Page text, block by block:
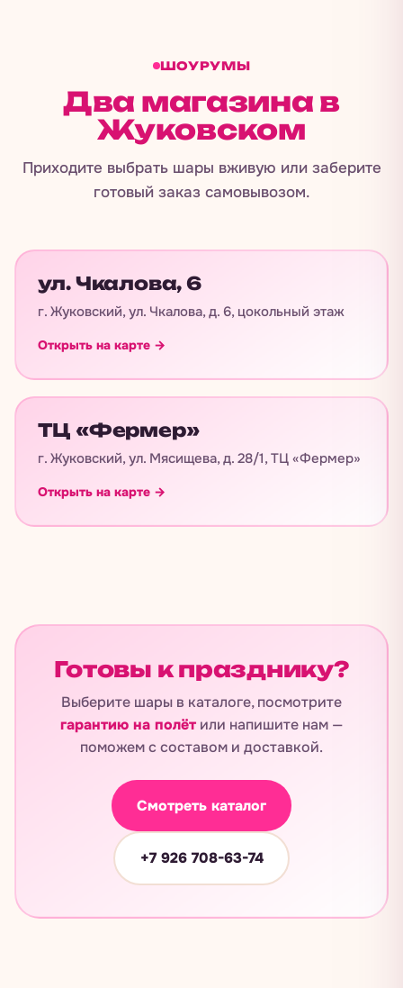
ШОУРУМЫ
Два магазина в
Жуковском
Приходите выбрать шары вживую или заберите
готовый заказ самовывозом.
ул. Чкалова, 6
г. Жуковский, ул. Чкалова, д. 6, цокольный этаж
Открыть на карте →
ТЦ «Фермер»
г. Жуковский, ул. Мясищева, д. 28/1, ТЦ «Фермер»
Открыть на карте →
Готовы к празднику?
Выберите шары в каталоге, посмотрите
гарантию на полёт или напишите нам —
поможем с составом и доставкой.
Смотреть каталог
+7 926 708-63-74